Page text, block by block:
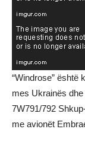
“Windrose” është
mes Ukrainës
7W791/792
me avionët